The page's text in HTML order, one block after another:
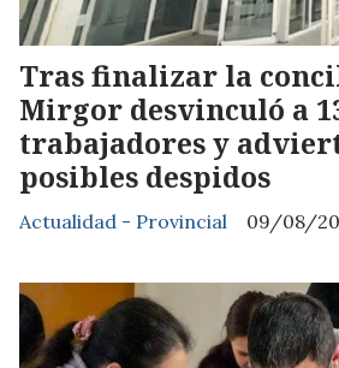
Tras finalizar la
Mirgor desvinculó a
trabajadores y
posibles despidos
Actualidad - Provincial 09/08/